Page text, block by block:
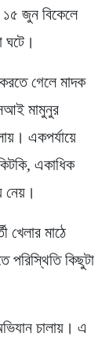
১৫ জুন বিকেলে
ঘটে।
গেলে মাদক
মামুনুর
একপর্যায়ে
একাধিক
নেয়।
খেলার মাঠে
পরিস্থিতি কিছুটা
চালায়। এ